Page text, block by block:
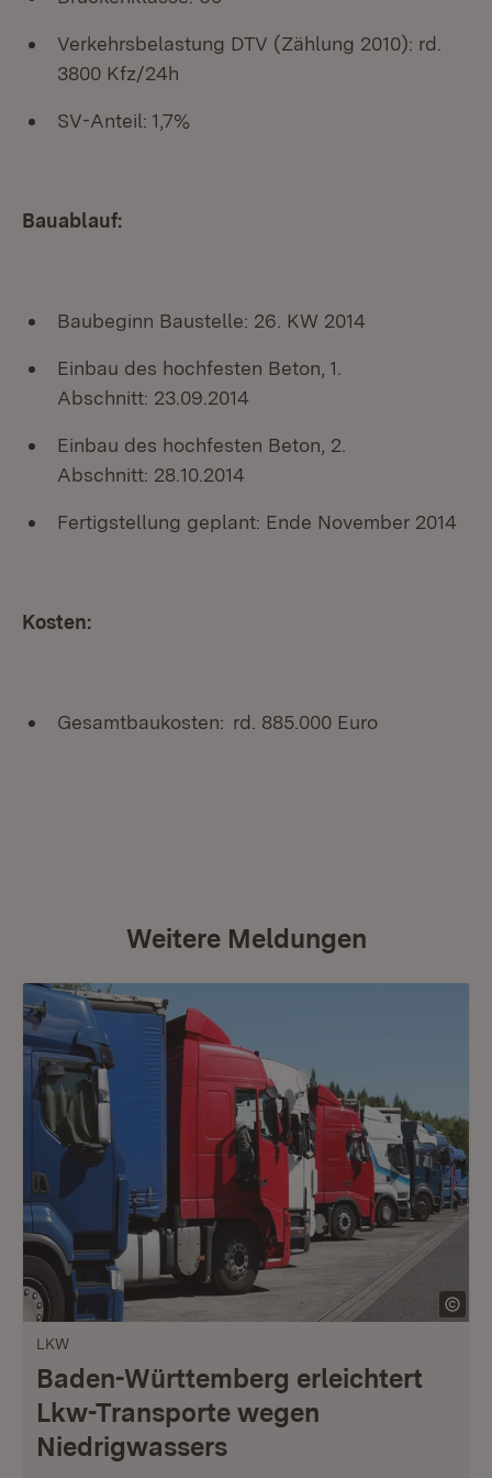
Verkehrsbelastung DTV (Zählung 2010): rd.
3800 Kfz/24h
SV-Anteil: 1,7%
Bauablauf:
Baubeginn Baustelle: 26. KW 2014
Einbau des hochfesten Beton, 1.
Abschnitt: 23.09.2014
Einbau des hochfesten Beton, 2.
Abschnitt: 28.10.2014
Fertigstellung geplant: Ende November 2014
Kosten:
Gesamtbaukosten: rd. 885.000 Euro
Weitere Meldungen
LKW
Baden-Württemberg erleichtert
Lkw-Transporte wegen
Niedrigwassers